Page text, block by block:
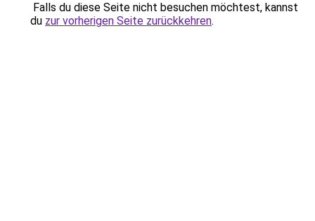
Falls du diese Seite nicht besuchen möchtest, kannst
du zur vorherigen Seite zurückkehren.